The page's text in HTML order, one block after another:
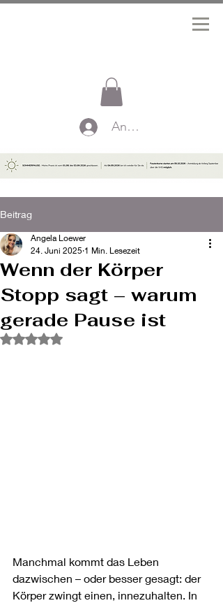
Anmelden
Beitrag
Wenn der Körper
Stopp sagt – warum
gerade Pause ist
Angela Loewer
24. Juni 2025 1 Min. Lesezeit
Mit NaN von 5 Sternen bewertet.
Manchmal kommt das Leben
dazwischen – oder besser gesagt: der
Körper zwingt einen, innezuhalten. In